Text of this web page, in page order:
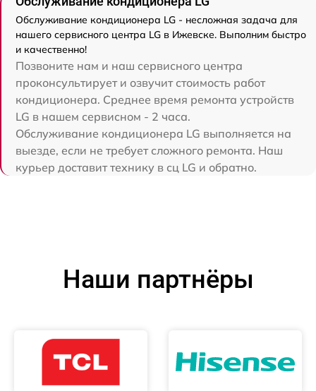
Обслуживание кондиционера LG - несложная задача для
нашего сервисного центра LG в Ижевске. Выполним быстро
и качественно!
Позвоните нам и наш сервисного центра
проконсультирует и озвучит стоимость работ
кондиционера. Среднее время ремонта устройств
LG в нашем сервисном - 2 часа.
Обслуживание кондиционера LG выполняется на
выезде, если не требует сложного ремонта. Наш
курьер доставит технику в сц LG и обратно.
Наши партнёры